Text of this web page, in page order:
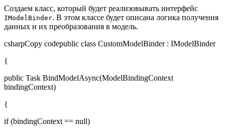
Создаем класс, который будет реализовывать интерфейс
IModelBinder. В этом классе будет описана логика получения
данных и их преобразования в модель.
csharpCopy codepublic class CustomModelBinder : IModelBinder
{
public Task BindModelAsync(ModelBindingContext
bindingContext)
{
if (bindingContext == null)